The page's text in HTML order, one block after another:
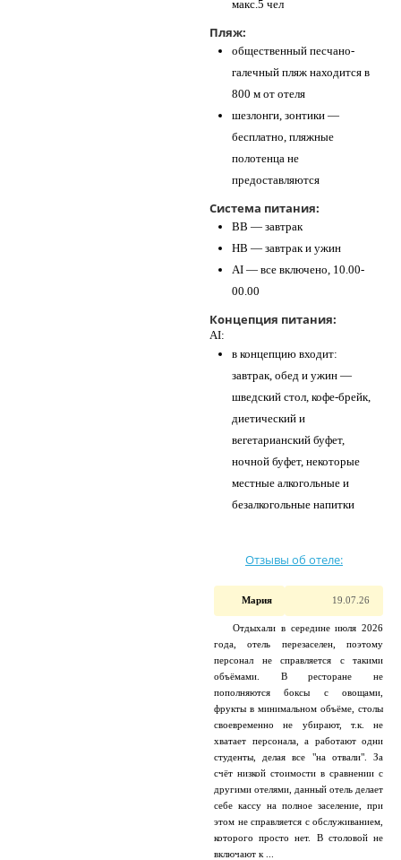
макс.5 чел
Пляж:
общественный песчано-
галечный пляж находится в
800 м от отеля
шезлонги, зонтики —
бесплатно, пляжные
полотенца не
предоставляются
Система питания:
BB — завтрак
HB — завтрак и ужин
AI — все включено, 10.00-
00.00
Концепция питания:
AI:
в концепцию входит:
завтрак, обед и ужин —
шведский стол, кофе-брейк,
диетический и
вегетарианский буфет,
ночной буфет, некоторые
местные алкогольные и
безалкогольные напитки
Отзывы об отеле:
Мария 19.07.26
Отдыхали в середине июля 2026
года, отель перезаселен, поэтому
персонал не справляется с такими
объёмами. В ресторане не
пополняются боксы с овощами,
фрукты в минимальном объёме, столы
своевременно не убирают, т.к. не
хватает персонала, а работают одни
студенты, делая все "на отвали". За
счёт низкой стоимости в сравнении с
другими отелями, данный отель делает
себе кассу на полное заселение, при
этом не справляется с обслуживанием,
которого просто нет. В столовой не
включают к ...